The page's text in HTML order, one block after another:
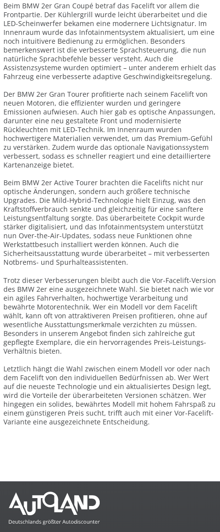
Beim BMW 2er Gran Coupé betraf das Facelift vor allem die
Frontpartie. Der Kühlergrill wurde leicht überarbeitet und die
LED-Scheinwerfer bekamen eine modernere Lichtsignatur. Im
Innenraum wurde das Infotainmentsystem aktualisiert, um eine
noch intuitivere Bedienung zu ermöglichen. Besonders
bemerkenswert ist die verbesserte Sprachsteuerung, die nun
natürliche Sprachbefehle besser versteht. Auch die
Assistenzsysteme wurden optimiert – unter anderem erhielt das
Fahrzeug eine verbesserte adaptive Geschwindigkeitsregelung.
Der BMW 2er Gran Tourer profitierte nach seinem Facelift von
neuen Motoren, die effizienter wurden und geringere
Emissionen aufwiesen. Auch hier gab es optische Anpassungen,
darunter eine neu gestaltete Front und modernisierte
Rückleuchten mit LED-Technik. Im Innenraum wurden
hochwertigere Materialien verwendet, um das Premium-Gefühl
zu verstärken. Zudem wurde das optionale Navigationssystem
verbessert, sodass es schneller reagiert und eine detailliertere
Kartenanzeige bietet.
Beim BMW 2er Active Tourer brachten die Facelifts nicht nur
optische Änderungen, sondern auch größere technische
Upgrades. Die Mild-Hybrid-Technologie hielt Einzug, was den
Kraftstoffverbrauch senkte und gleichzeitig für eine sanftere
Leistungsentfaltung sorgte. Das überarbeitete Cockpit wurde
stärker digitalisiert, und das Infotainmentsystem unterstützt
nun Over-the-Air-Updates, sodass neue Funktionen ohne
Werkstattbesuch installiert werden können. Auch die
Sicherheitsausstattung wurde überarbeitet – mit verbesserten
Notbrems- und Spurhalteassistenten.
Trotz dieser Verbesserungen bleibt auch die Vor-Facelift-Version
des BMW 2er eine ausgezeichnete Wahl. Sie bietet nach wie vor
ein agiles Fahrverhalten, hochwertige Verarbeitung und
bewährte Motorentechnik. Wer ein Modell vor dem Facelift
wählt, kann oft von attraktiveren Preisen profitieren, ohne auf
wesentliche Ausstattungsmerkmale verzichten zu müssen.
Besonders in unserem Angebot finden sich zahlreiche gut
gepflegte Exemplare, die ein hervorragendes Preis-Leistungs-
Verhältnis bieten.
Letztlich hängt die Wahl zwischen einem Modell vor oder nach
dem Facelift von den individuellen Bedürfnissen ab. Wer Wert
auf die neueste Technologie und ein aktualisiertes Design legt,
wird die Vorteile der überarbeiteten Versionen schätzen. Wer
hingegen ein solides, bewährtes Modell mit hohem Fahrspaß zu
einem günstigeren Preis sucht, trifft auch mit einer Vor-Facelift-
Variante eine ausgezeichnete Entscheidung.